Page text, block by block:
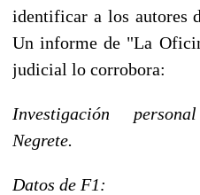
identificar a los autores
Un informe de "La
judicial lo corrobora:
Investigación
Negrete.
Datos de F1: